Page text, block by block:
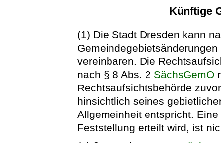
Künftige
(1) Die Stadt Dresden kann
vereinbaren. Die
nach § 8 Abs. 2 SächsGemO
Rechtsaufsichtsbehörde
hinsichtlich seines
Allgemeinheit entspricht.
Feststellung erteilt wird, ist